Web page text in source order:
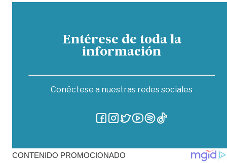
Entérese de toda la
información
Conéctese a nuestras redes sociales